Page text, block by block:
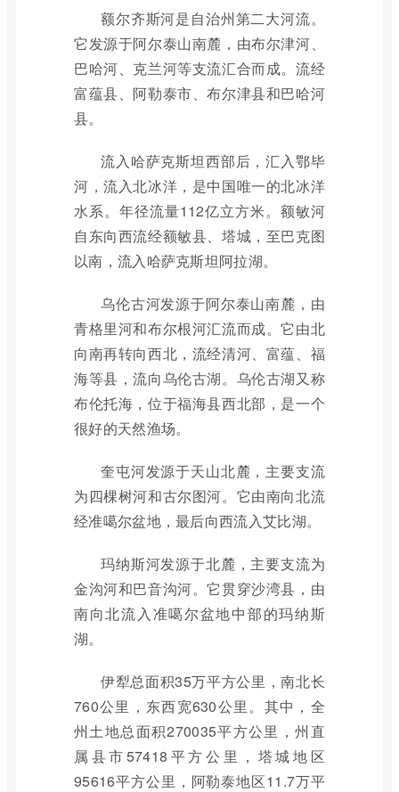
额尔齐斯河是自治州第二大河流。
它发源于阿尔泰山南麓，由布尔津河、
巴哈河、克兰河等支流汇合而成。流经
富蕴县、阿勒泰市、布尔津县和巴哈河
县。
流入哈萨克斯坦西部后，汇入鄂毕
河，流入北冰洋，是中国唯一的北冰洋
水系。年径流量112亿立方米。额敏河
自东向西流经额敏县、塔城，至巴克图
以南，流入哈萨克斯坦阿拉湖。
乌伦古河发源于阿尔泰山南麓，由
青格里河和布尔根河汇流而成。它由北
向南再转向西北，流经清河、富蕴、福
海等县，流向乌伦古湖。乌伦古湖又称
布伦托海，位于福海县西北部，是一个
很好的天然渔场。
奎屯河发源于天山北麓，主要支流
为四棵树河和古尔图河。它由南向北流
经准噶尔盆地，最后向西流入艾比湖。
玛纳斯河发源于北麓，主要支流为
金沟河和巴音沟河。它贯穿沙湾县，由
南向北流入准噶尔盆地中部的玛纳斯
湖。
伊犁总面积35万平方公里，南北长
760公里，东西宽630公里。其中，全
州土地总面积270035平方公里，州直
属县市57418平方公里，塔城地区
95616平方公里，阿勒泰地区11.7万平